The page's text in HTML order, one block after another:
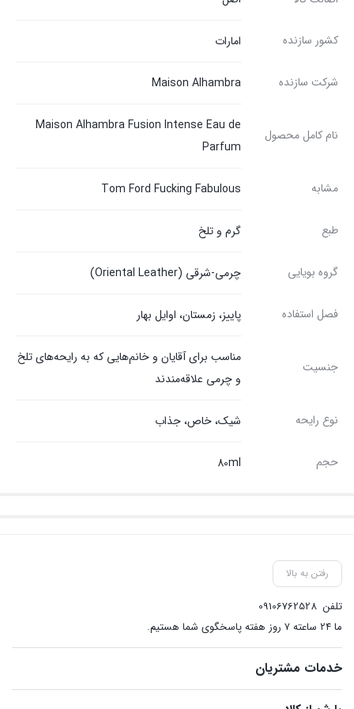
کشور سازنده امارات
شرکت سازنده Maison Alhambra
نام کامل محصول
Maison Alhambra Fusion Intense Eau de
Parfum
مشابه Tom Ford Fucking Fabulous
طبع گرم و تلخ
گروه بویایی چرمی-شرقی (Oriental Leather)
فصل استفاده پاییز، زمستان، اوایل بهار
جنسیت
مناسب برای آقایان و خانم‌هایی که به رایحه‌های تلخ
و چرمی علاقه‌مندند
نوع رایحه شیک، خاص، جذاب
حجم 80ml
رفتن به بالا
تلفن 09106762528
ما ۲۴ ساعته ۷ روز هفته پاسخگوی شما هستیم.
خدمات مشتریان